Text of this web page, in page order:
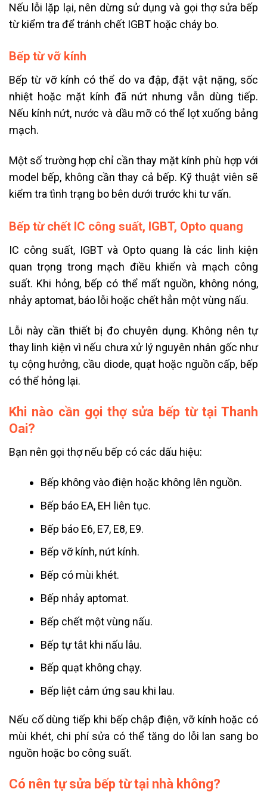
Nếu lỗi lặp lại, nên dừng sử dụng và gọi thợ sửa bếp
từ kiểm tra để tránh chết IGBT hoặc cháy bo.
Bếp từ vỡ kính
Bếp từ vỡ kính có thể do va đập, đặt vật nặng, sốc
nhiệt hoặc mặt kính đã nứt nhưng vẫn dùng tiếp.
Nếu kính nứt, nước và dầu mỡ có thể lọt xuống bảng
mạch.
Một số trường hợp chỉ cần thay mặt kính phù hợp với
model bếp, không cần thay cả bếp. Kỹ thuật viên sẽ
kiểm tra tình trạng bo bên dưới trước khi tư vấn.
Bếp từ chết IC công suất, IGBT, Opto quang
IC công suất, IGBT và Opto quang là các linh kiện
quan trọng trong mạch điều khiển và mạch công
suất. Khi hỏng, bếp có thể mất nguồn, không nóng,
nhảy aptomat, báo lỗi hoặc chết hẳn một vùng nấu.
Lỗi này cần thiết bị đo chuyên dụng. Không nên tự
thay linh kiện vì nếu chưa xử lý nguyên nhân gốc như
tụ cộng hưởng, cầu diode, quạt hoặc nguồn cấp, bếp
có thể hỏng lại.
Khi nào cần gọi thợ sửa bếp từ tại Thanh
Oai?
Bạn nên gọi thợ nếu bếp có các dấu hiệu:
Bếp không vào điện hoặc không lên nguồn.
Bếp báo EA, EH liên tục.
Bếp báo E6, E7, E8, E9.
Bếp vỡ kính, nứt kính.
Bếp có mùi khét.
Bếp nhảy aptomat.
Bếp chết một vùng nấu.
Bếp tự tắt khi nấu lâu.
Bếp quạt không chạy.
Bếp liệt cảm ứng sau khi lau.
Nếu cố dùng tiếp khi bếp chập điện, vỡ kính hoặc có
mùi khét, chi phí sửa có thể tăng do lỗi lan sang bo
nguồn hoặc bo công suất.
Có nên tự sửa bếp từ tại nhà không?